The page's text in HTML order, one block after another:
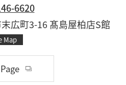
6620
広町3-16 髙島屋柏店S館
Map